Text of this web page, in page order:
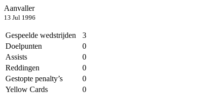
Aanvaller
13 Jul 1996
Gespeelde wedstrijden
3
Doelpunten
0
Assists
0
Reddingen
0
Gestopte penalty’s
0
Yellow Cards
0